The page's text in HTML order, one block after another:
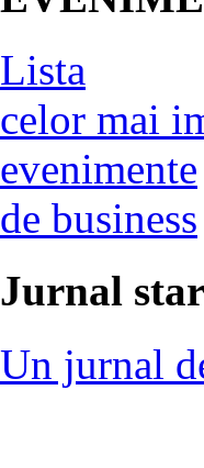
Lista
celor mai
evenimente
de business
Jurnal
Un jurnal